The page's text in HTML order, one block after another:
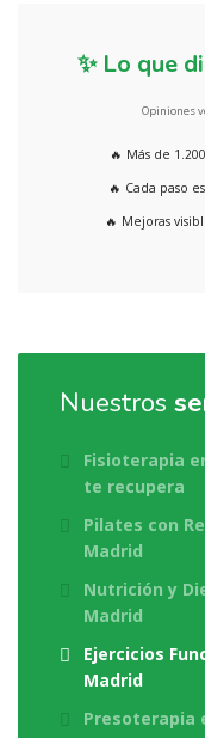
✨ Lo que
Opiniones
🔥 Más de
🔥 Cada paso
🔥 Mejoras
Nuestros
Fisioterapia
te recupera
Pilates con
Madrid
Nutrición y
Madrid
Ejercicios
Madrid
Presoterapia